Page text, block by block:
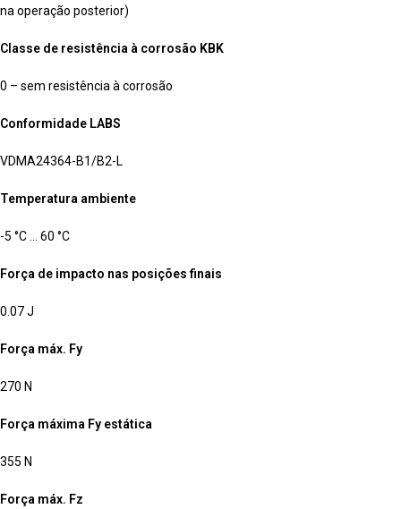
na operação posterior)
Classe de resistência à corrosão KBK
0 – sem resistência à corrosão
Conformidade LABS
VDMA24364-B1/B2-L
Temperatura ambiente
-5 °C … 60 °C
Força de impacto nas posições finais
0.07 J
Força máx. Fy
270 N
Força máxima Fy estática
355 N
Força máx. Fz